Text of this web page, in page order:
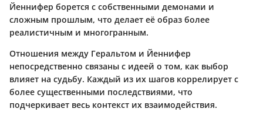
Йеннифер борется с собственными демонами и
сложным прошлым, что делает её образ более
реалистичным и многогранным.
Отношения между Геральтом и Йеннифер
непосредственно связаны с идеей о том, как выбор
влияет на судьбу. Каждый из их шагов коррелирует с
более существенными последствиями, что
подчеркивает весь контекст их взаимодействия.